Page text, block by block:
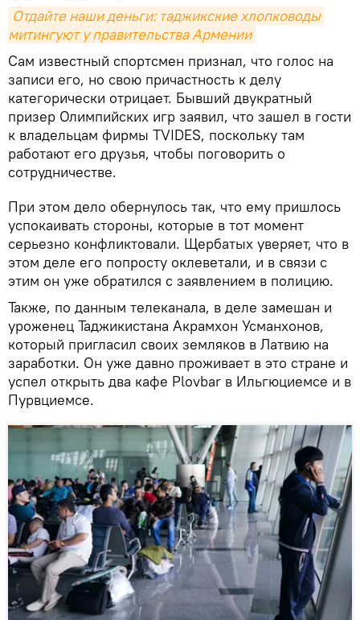
Отдайте наши деньги: таджикские хлопководы
митингуют у правительства Армении
Сам известный спортсмен признал, что голос на
записи его, но свою причастность к делу
категорически отрицает. Бывший двукратный
призер Олимпийских игр заявил, что зашел в гости
к владельцам фирмы TVIDES, поскольку там
работают его друзья, чтобы поговорить о
сотрудничестве.
При этом дело обернулось так, что ему пришлось
успокаивать стороны, которые в тот момент
серьезно конфликтовали. Щербатых уверяет, что в
этом деле его попросту оклеветали, и в связи с
этим он уже обратился с заявлением в полицию.
Также, по данным телеканала, в деле замешан и
уроженец Таджикистана Акрамхон Усманхонов,
который пригласил своих земляков в Латвию на
заработки. Он уже давно проживает в это стране и
успел открыть два кафе Plovbar в Ильгюциемсе и в
Пурвциемсе.